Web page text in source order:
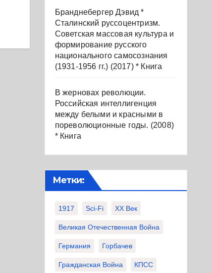
Бранднебергер Дэвид *
Сталинский руссоцентризм.
Советская массовая культура и
формирование русского
национального самосознания
(1931-1956 гг.) (2017) * Книга
В жерновах революции.
Российская интеллигенция
между белыми и красными в
пореволюционные годы. (2008)
* Книга
Метки:
1917 Sci-Fi XX Век
Великая Отечественная Война
Германия Горбачев
Гражданская Война КПСС